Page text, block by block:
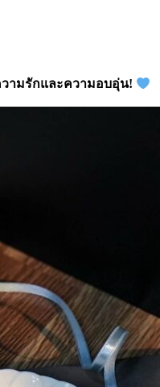
)
ามรักและความอบอุ่น!